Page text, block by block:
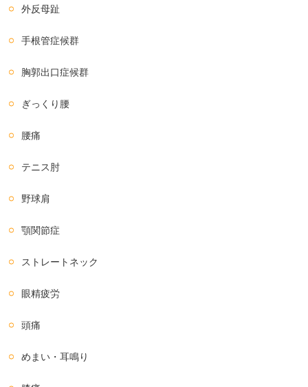
外反母趾
手根管症候群
胸郭出口症候群
ぎっくり腰
腰痛
テニス肘
野球肩
顎関節症
ストレートネック
眼精疲労
頭痛
めまい・耳鳴り